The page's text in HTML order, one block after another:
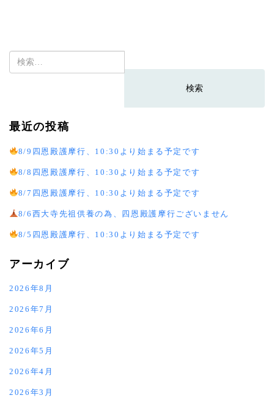
検
索:
最近の投稿
8/9四恩殿護摩行、10:30より始まる予定です
8/8四恩殿護摩行、10:30より始まる予定です
8/7四恩殿護摩行、10:30より始まる予定です
8/6西大寺先祖供養の為、四恩殿護摩行ございません
8/5四恩殿護摩行、10:30より始まる予定です
アーカイブ
2026年8月
2026年7月
2026年6月
2026年5月
2026年4月
2026年3月